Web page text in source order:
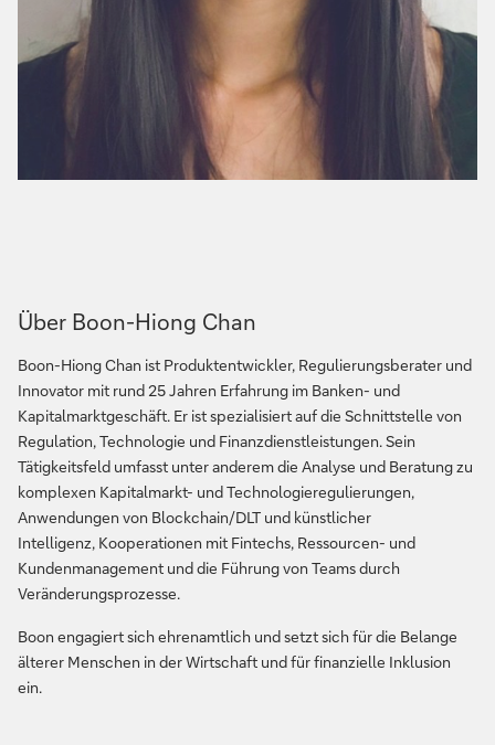
Über Boon-Hiong Chan
Boon-Hiong Chan ist Produktentwickler, Regulierungsberater und
Innovator mit rund 25 Jahren Erfahrung im Banken- und
Kapitalmarktgeschäft. Er ist spezialisiert auf die Schnittstelle von
Regulation, Technologie und Finanzdienstleistungen. Sein
Tätigkeitsfeld umfasst unter anderem die Analyse und Beratung zu
komplexen Kapitalmarkt- und Technologieregulierungen,
Anwendungen von Blockchain/DLT und künstlicher
Intelligenz, Kooperationen mit Fintechs, Ressourcen- und
Kundenmanagement und die Führung von Teams durch
Veränderungsprozesse.
Boon engagiert sich ehrenamtlich und setzt sich für die Belange
älterer Menschen in der Wirtschaft und für finanzielle Inklusion
ein.